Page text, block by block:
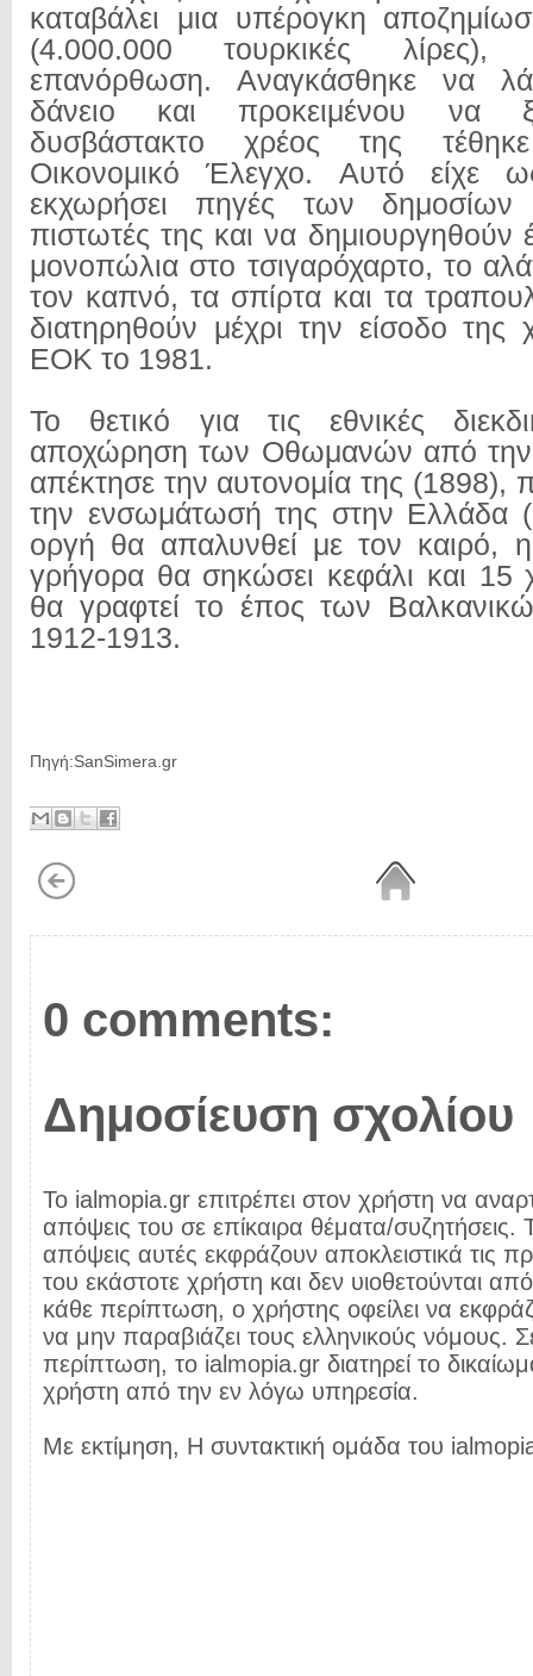
καταβάλει μια υπέρογκη
(4.000.000 τουρκικές
επανόρθωση. Αναγκάσθηκε να
δάνειο και προκειμένου να
δυσβάστακτο χρέος της
Οικονομικό Έλεγχο. Αυτό είχε
εκχωρήσει πηγές των
πιστωτές της και να δημιουργηθούν
μονοπώλια στο τσιγαρόχαρτο, το
τον καπνό, τα σπίρτα και τα
διατηρηθούν μέχρι την είσοδο
ΕΟΚ το 1981.
Το θετικό για τις εθνικές
αποχώρηση των Οθωμανών από την
απέκτησε την αυτονομία της (1898),
την ενσωμάτωσή της στην Ελλάδα
οργή θα απαλυνθεί με τον καιρό,
γρήγορα θα σηκώσει κεφάλι και 15
θα γραφτεί το έπος των
1912-1913.
Πηγή:SanSimera.gr
0 comments:
Δημοσίευση σχολίου
Το ialmopia.gr επιτρέπει στον χρήστη να
απόψεις του σε επίκαιρα θέματα/συζητήσεις.
απόψεις αυτές εκφράζουν αποκλειστικά τις
του εκάστοτε χρήστη και δεν υιοθετούνται
κάθε περίπτωση, ο χρήστης οφείλει να
να μην παραβιάζει τους ελληνικούς νόμους.
περίπτωση, το ialmopia.gr διατηρεί το
χρήστη από την εν λόγω υπηρεσία.
Με εκτίμηση, Η συντακτική ομάδα του